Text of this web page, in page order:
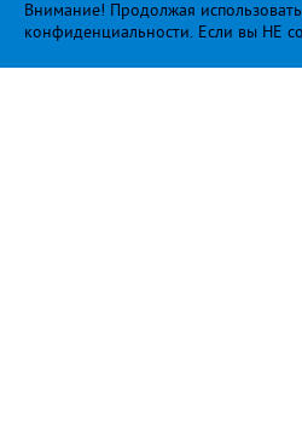
Внимание! Продолжая
конфиденциальности. Если вы НЕ